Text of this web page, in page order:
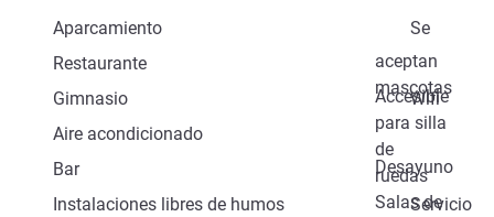
Aparcamiento
Se
aceptan
mascotas
Restaurante
Accesible
para silla
de
ruedas
Gimnasio
Wifi
Aire acondicionado
Desayuno
Bar
Salas de
Instalaciones libres de humos
Servicio